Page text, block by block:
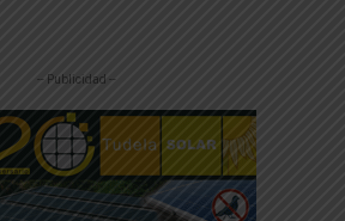
-- Publicidad --